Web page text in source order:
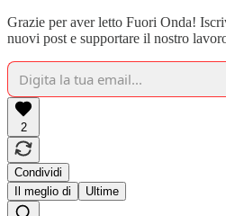
Grazie per aver letto Fuori Onda!
nuovi post e supportare il nostro
2
Condividi
Il meglio di
Ultime